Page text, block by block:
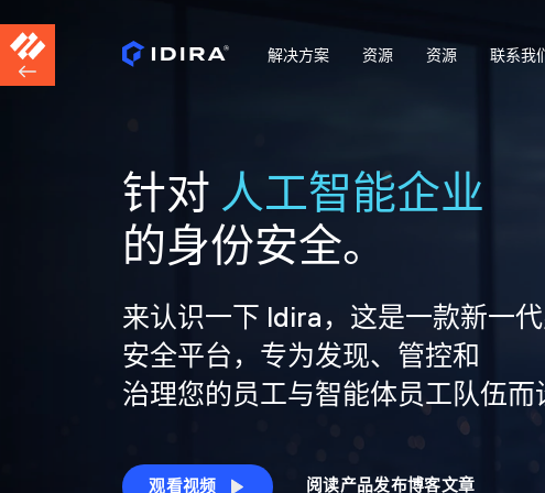
解决方案 资源 资源 联系我
针对 人工智能企业
的身份安全。
来认识一下 Idira，这是一款新一
安全平台，专为发现、管控和
治理您的员工与智能体员工队伍而
观看视频 阅读产品发布博客文章